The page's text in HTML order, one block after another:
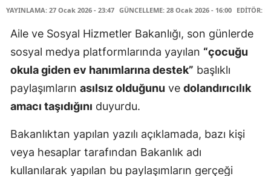
YAYINLAMA: 27 Ocak 2026 - 23:47 GÜNCELLEME: 28 Ocak 2026 - 16:00 EDİTÖR:
Aile ve Sosyal Hizmetler Bakanlığı, son günlerde
sosyal medya platformlarında yayılan “çocuğu
okula giden ev hanımlarına destek” başlıklı
paylaşımların asılsız olduğunu ve dolandırıcılık
amacı taşıdığını duyurdu.
Bakanlıktan yapılan yazılı açıklamada, bazı kişi
veya hesaplar tarafından Bakanlık adı
kullanılarak yapılan bu paylaşımların gerçeği